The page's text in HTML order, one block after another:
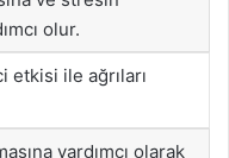
olur.
etkisi ile ağrıları
yardımcı olarak